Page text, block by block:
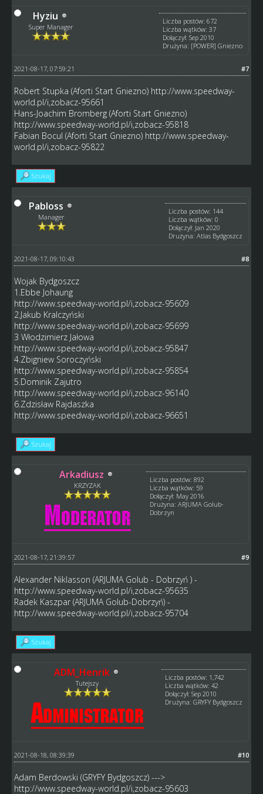
Hyziu
Super Manager
Liczba postów: 672
Liczba wątków: 37
Dołączył: Sep 2010
Drużyna: [POWER] Gniezno
#7
2021-08-17, 07:59:21
Robert Stupka (Aforti Start Gniezno) http://www.speedway-
world.pl/i,zobacz-95661
Hans-Joachim Bromberg (Aforti Start Gniezno)
http://www.speedway-world.pl/i,zobacz-95818
Fabian Bocul (Aforti Start Gniezno) http://www.speedway-
world.pl/i,zobacz-95822
Szukaj
Pabloss
Manager
Liczba postów: 144
Liczba wątków: 0
Dołączył: Jan 2020
Drużyna: Atlas Bydgoszcz
#8
2021-08-17, 09:10:43
Wojak Bydgoszcz
1.Ebbe Johaung
http://www.speedway-world.pl/i,zobacz-95609
2.Jakub Kralczyński
http://www.speedway-world.pl/i,zobacz-95699
3 Włodzimierz Jałowa
http://www.speedway-world.pl/i,zobacz-95847
4.Zbigniew Soroczyński
http://www.speedway-world.pl/i,zobacz-95854
5.Dominik Zajutro
http://www.speedway-world.pl/i,zobacz-96140
6.Zdzisław Rajdaszka
http://www.speedway-world.pl/i,zobacz-96651
Szukaj
Arkadiusz
KRZYZAK
Liczba postów: 892
Liczba wątków: 59
Dołączył: May 2016
Drużyna: ARJUMA Golub-
Dobrzyn
#9
2021-08-17, 21:39:57
Alexander Niklasson (ARJUMA Golub - Dobrzyń ) -
http://www.speedway-world.pl/i,zobacz-95635
Radek Kaszpar (ARJUMA Golub-Dobrzyń) -
http://www.speedway-world.pl/i,zobacz-95704
Szukaj
ADM_Henrik
Tutejszy
Liczba postów: 1,742
Liczba wątków: 42
Dołączył: Sep 2010
Drużyna: GRYFY Bydgoszcz
#10
2021-08-18, 08:39:39
Adam Berdowski (GRYFY Bydgoszcz) --->
http://www.speedway-world.pl/i,zobacz-95603